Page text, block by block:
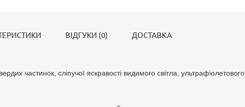
ВІДГУКИ (0) ДОСТАВКА
частинок, сліпучої яскравості видимого світла, ультрафіолетового